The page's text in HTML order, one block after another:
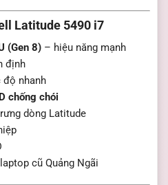
Latitude 5490 i7
(Gen 8) – hiệu năng mạnh
định
nhanh
chống chói
dòng Latitude
cũ Quảng Ngãi